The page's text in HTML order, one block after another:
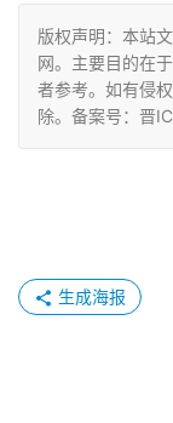
版权声明：本站
网。主要目的在
者参考。如有侵
除。备案号：晋
生成海报